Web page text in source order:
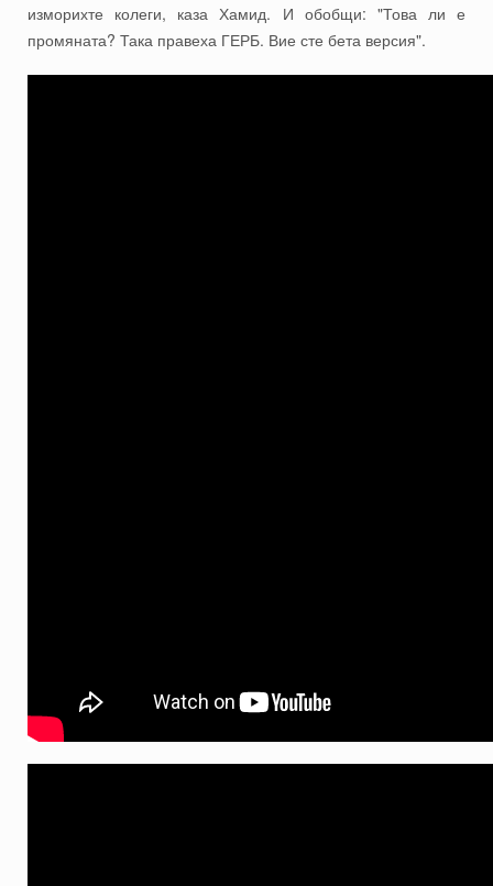
изморихте колеги, каза Хамид. И обобщи: "Това ли е
промяната? Така правеха ГЕРБ. Вие сте бета версия".